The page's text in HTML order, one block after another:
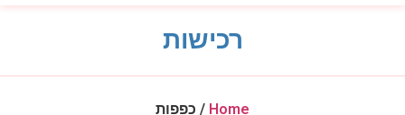
רכישות
Home / כפפות